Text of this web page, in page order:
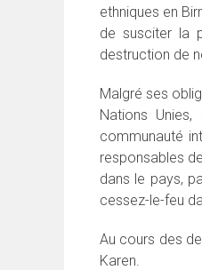
ethniques en
de susciter la
destruction de
Malgré ses
Nations
communauté
responsables
dans le pays,
cessez-le-feu
Au cours des
Karen.